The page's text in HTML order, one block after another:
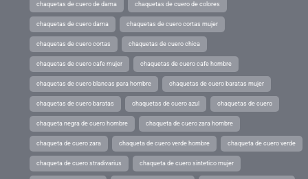
chaquetas de cuero de dama chaquetas de cuero de colores
chaquetas de cuero dama chaquetas de cuero cortas mujer
chaquetas de cuero cortas chaquetas de cuero chica
chaquetas de cuero cafe mujer chaquetas de cuero cafe hombre
chaquetas de cuero blancas para hombre chaquetas de cuero baratas mujer
chaquetas de cuero baratas chaquetas de cuero azul chaquetas de cuero
chaqueta negra de cuero hombre chaqueta de cuero zara hombre
chaqueta de cuero zara chaqueta de cuero verde hombre chaqueta de cuero verde
chaqueta de cuero stradivarius chaqueta de cuero sintetico mujer